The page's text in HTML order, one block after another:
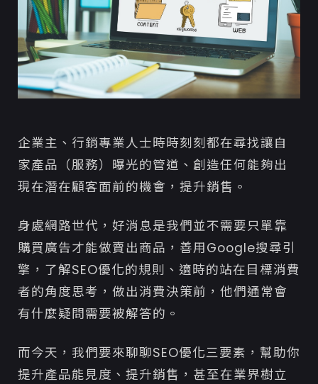
企業主、行銷專業人士時時刻刻都在尋找讓自
家產品（服務）曝光的管道、創造任何能夠出
現在潛在顧客面前的機會，提升銷售。
身處網路世代，好消息是我們並不需要只單靠
購買廣告才能做賣出商品，善用Google搜尋引
擎，了解SEO優化的規則、適時的站在目標消費
者的角度思考，做出消費決策前，他們通常會
有什麼疑問需要被解答的。
而今天，我們要來聊聊SEO優化三要素，幫助你
提升產品能見度、提升銷售，甚至在業界樹立